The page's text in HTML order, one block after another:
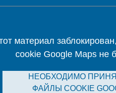
материал
cookie Google Maps не
НЕОБХОДИМО
ФАЙЛЫ COOKIE